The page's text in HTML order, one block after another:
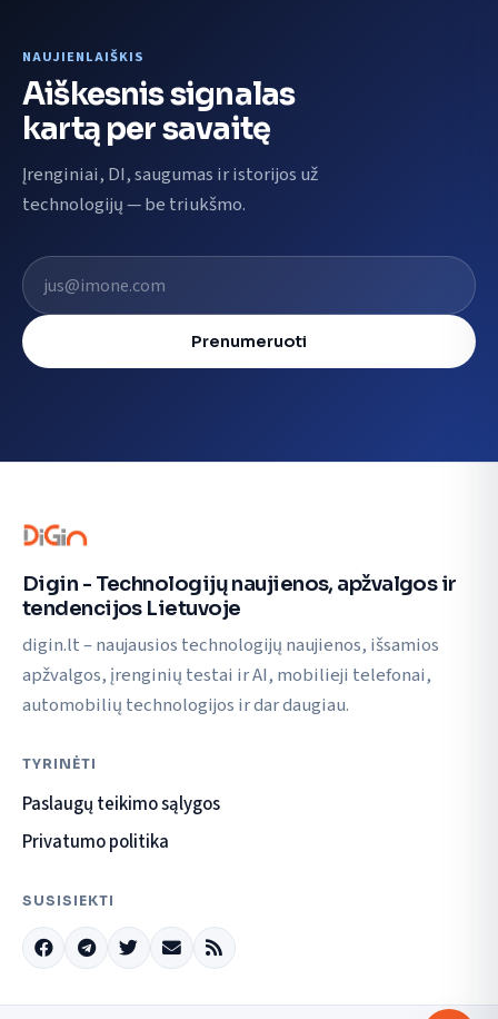
NAUJIENLAIŠKIS
Aiškesnis signalas
kartą per savaitę
Įrenginiai, DI, saugumas ir istorijos už
technologijų — be triukšmo.
El. pašto adresas
Prenumeruoti
Digin - Technologijų naujienos, apžvalgos ir
tendencijos Lietuvoje
digin.lt – naujausios technologijų naujienos, išsamios
apžvalgos, įrenginių testai ir AI, mobilieji telefonai,
automobilių technologijos ir dar daugiau.
TYRINĖTI
Paslaugų teikimo sąlygos
Privatumo politika
SUSISIEKTI